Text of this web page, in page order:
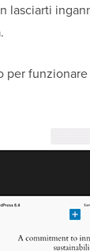
lasciarti
per